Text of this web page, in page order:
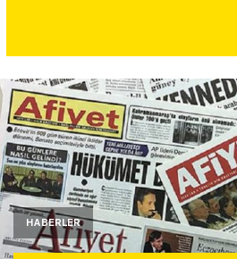
HABERLER
Araştırma